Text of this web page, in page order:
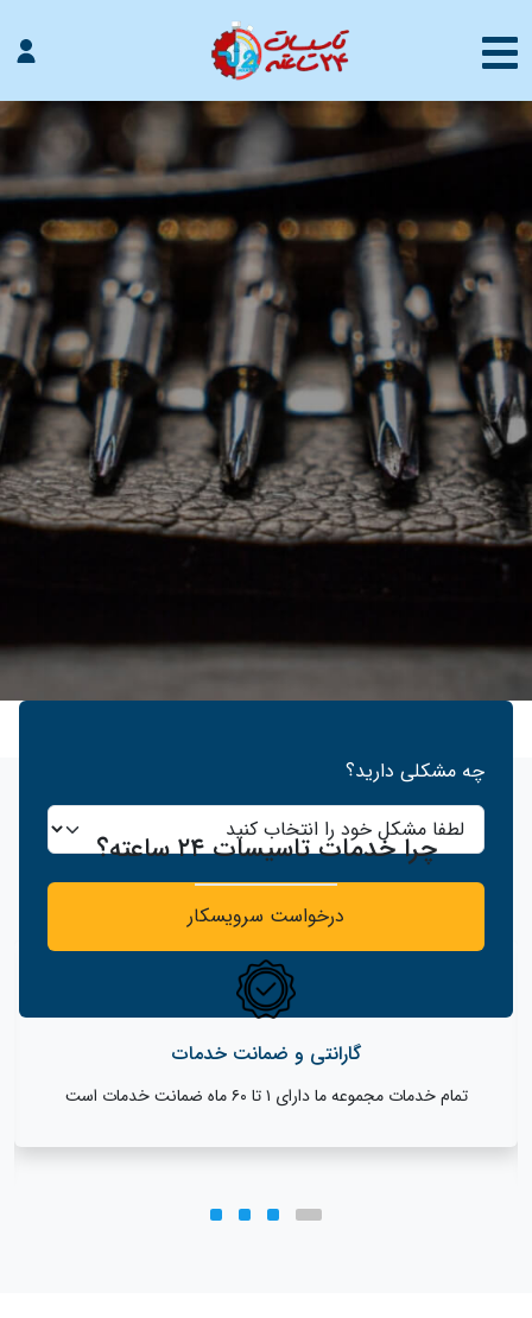
چه مشکلی دارید؟
درخواست سرویسکار
چرا خدمات تاسیسات ۲۴ ساعته؟
گارانتی و ضمانت خدمات
تمام خدمات مجموعه ما دارای ۱ تا ۶۰ ماه ضمانت خدمات است